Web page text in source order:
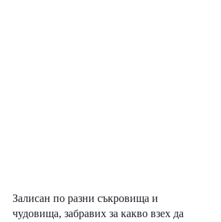
Залисан по разни съкровища и
чудовища, забравих за какво взех да